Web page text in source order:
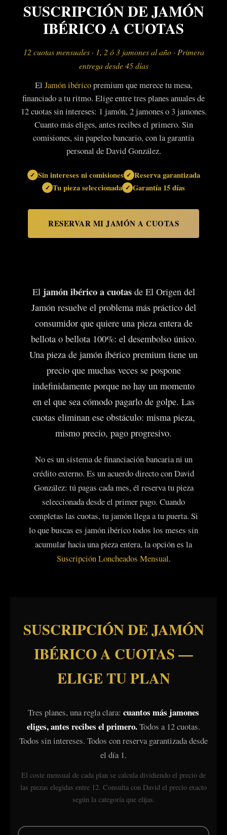
SUSCRIPCIÓN DE JAMÓN
IBÉRICO A CUOTAS
12 cuotas mensuales · 1, 2 ó 3 jamones al año · Primera
entrega desde 45 días
El Jamón ibéricopremium que merece tu mesa,
financiado a tu ritmo. Elige entre tres planes anuales de
12 cuotas sin intereses: 1 jamón, 2 jamones o 3 jamones.
Cuanto más eliges, antes recibes el primero. Sin
comisiones, sin papeleo bancario, con la garantía
personal de David González.
Sin intereses ni comisiones
Reserva garantizada
Tu pieza seleccionada
Garantía 15 días
RESERVAR MI JAMÓN A CUOTAS
El jamón ibérico a cuotasde El Origen del
Jamón resuelve el problema más práctico del
consumidor que quiere una pieza entera de
bellota o bellota 100%: el desembolso único.
Una pieza de jamón ibérico premium tiene un
precio que muchas veces se pospone
indefinidamente porque no hay un momento
en el que sea cómodo pagarlo de golpe. Las
cuotas eliminan ese obstáculo: misma pieza,
mismo precio, pago progresivo.
No es un sistema de financiación bancaria ni un
crédito externo. Es un acuerdo directo con David
González: tú pagas cada mes, él reserva tu pieza
seleccionada desde el primer pago. Cuando
completas las cuotas, tu jamón llega a tu puerta. Si
lo que buscas es jamón ibérico todos los meses sin
acumular hacia una pieza entera, la opción es la
Suscripción Loncheados Mensual.
SUSCRIPCIÓN DE JAMÓN
IBÉRICO A CUOTAS —
ELIGE TU PLAN
Tres planes, una regla clara: cuantos más jamones
eliges, antes recibes el primero.Todos a 12 cuotas.
Todos sin intereses. Todos con reserva garantizada desde
el día 1.
El coste mensual de cada plan se calcula dividiendo el precio de
las piezas elegidas entre 12. Consulta con David el precio exacto
según la categoría que elijas.